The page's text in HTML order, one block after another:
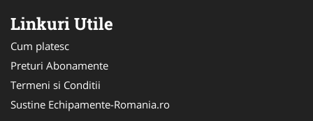
Linkuri Utile
Cum platesc
Preturi Abonamente
Termeni si Conditii
Sustine Echipamente-Romania.ro